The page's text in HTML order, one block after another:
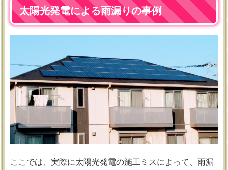
太陽光発電による雨漏りの事例
ここでは、実際に太陽光発電の施工ミスによって、雨漏